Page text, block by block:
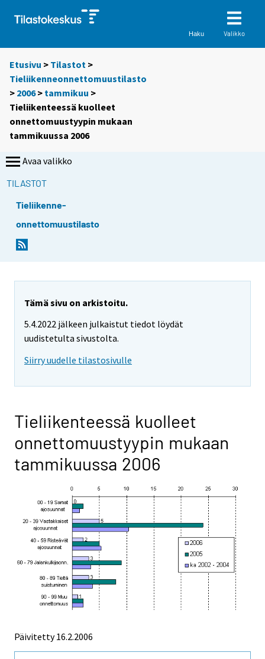
Haku Valikko
Etusivu > Tilastot >
Tieliikenneonnettomuustilasto
> 2006> tammikuu >
Tieliikenteessä kuolleet
onnettomuustyypin mukaan
tammikuussa 2006
Avaa valikko
TILASTOT
Tieliikenne-
onnettomuustilasto
Tämä sivu on arkistoitu.
5.4.2022 jälkeen julkaistut tiedot löydät
uudistetulta sivustolta.
Siirry uudelle tilastosivulle
Tieliikenteessä kuolleet
onnettomuustyypin mukaan
tammikuussa 2006
Päivitetty16.2.2006